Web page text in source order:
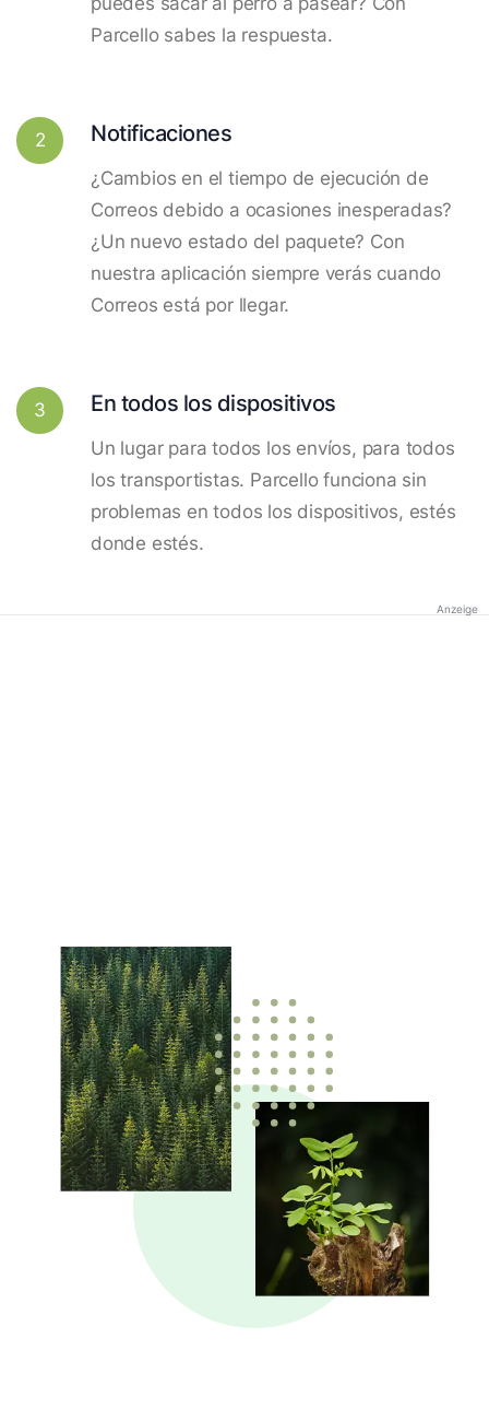
Parcello sabes la respuesta.
2 Notificaciones
¿Cambios en el tiempo de ejecución de
Correos debido a ocasiones inesperadas?
¿Un nuevo estado del paquete? Con
nuestra aplicación siempre verás cuando
Correos está por llegar.
3 En todos los dispositivos
Un lugar para todos los envíos, para todos
los transportistas. Parcello funciona sin
problemas en todos los dispositivos, estés
donde estés.
Anzeige